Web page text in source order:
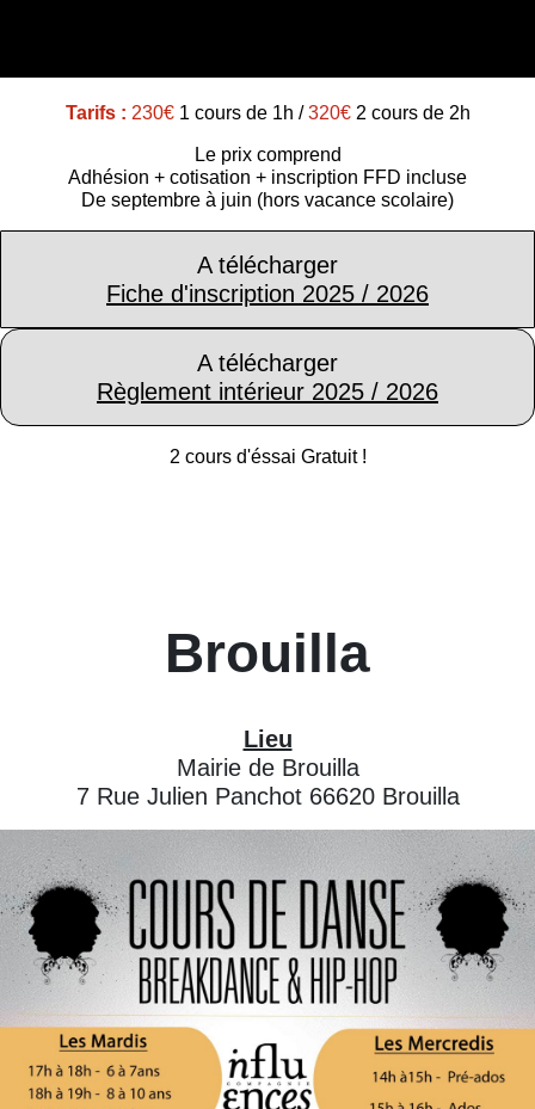
Tarifs : 230€1 cours de 1h /320€ 2 cours de 2h
Le prix comprend
Adhésion + cotisation + inscription FFD incluse
De septembre à juin (hors vacance scolaire)
A télécharger
Fiche d'inscription 2025 / 2026
A télécharger
Règlement intérieur 2025 / 2026
2 cours d'éssai Gratuit !
Brouilla
Lieu
Mairie de Brouilla
7 Rue Julien Panchot 66620 Brouilla